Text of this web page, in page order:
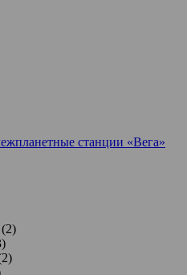
станции «Вега»
(2)